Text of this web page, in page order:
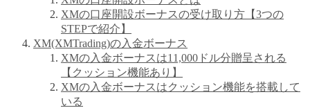
XMの口座開設ボーナスの受け取り方【3つの
STEPで紹介】
XM(XMTrading)の入金ボーナス
XMの入金ボーナスは11,000ドル分贈呈される
【クッション機能あり】
XMの入金ボーナスはクッション機能を搭載して
いる